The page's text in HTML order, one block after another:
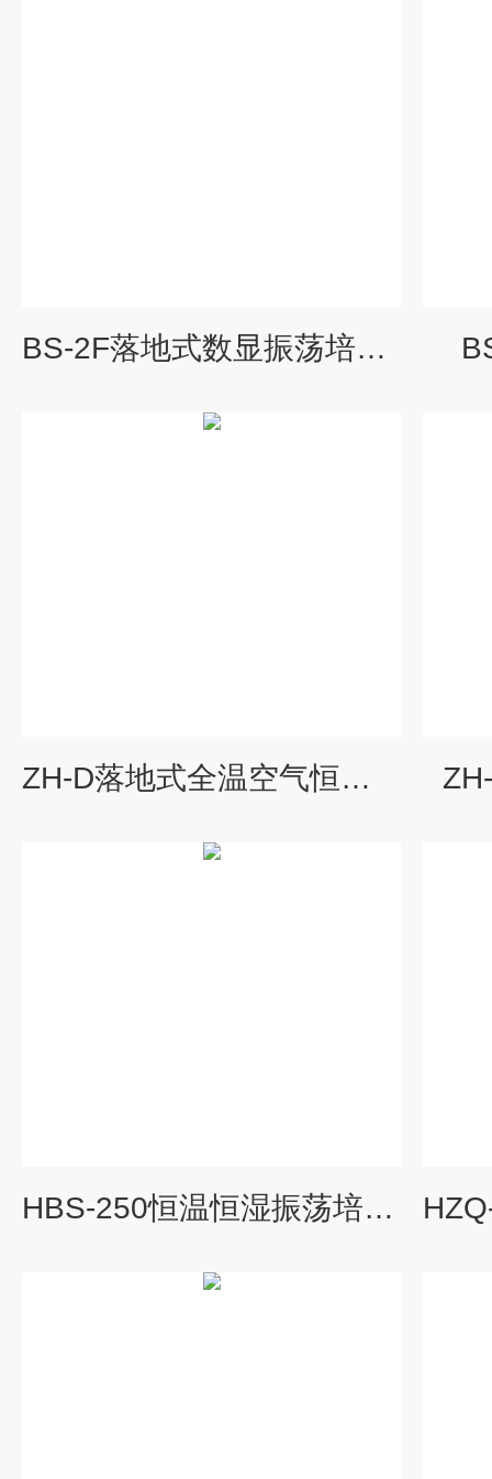
BS-2F落地式数显振荡培养箱
ZH-D落地式全温空气恒温培养摇床
HBS-250恒温恒湿振荡培养箱